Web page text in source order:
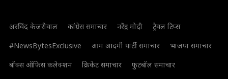
अरविंद केजरीवाल कांग्रेस समाचार नरेंद्र मोदी
ट्रैवल टिप्स
#NewsBytesExclusive
आम आदमी पार्टी समाचार
भाजपा समाचार
बॉक्स ऑफिस कलेक्शन
क्रिकेट समाचार
फुटबॉल समाचार